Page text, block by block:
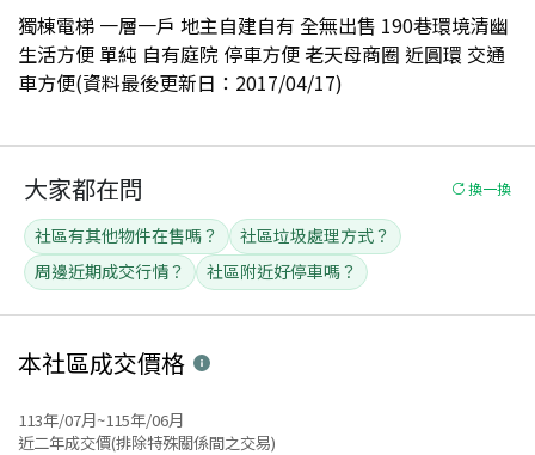
獨棟電梯 一層一戶 地主自建自有 全無出售 190巷環境清幽
生活方便 單純 自有庭院 停車方便 老天母商圈 近圓環 交通
車方便(資料最後更新日：2017/04/17)
大家都在問 換一換
社區有其他物件在售嗎？
社區垃圾處理方式？
周邊近期成交行情？
社區附近好停車嗎？
本社區成交價格
113年/07月~115年/06月
近二年成交價(排除特殊關係間之交易)